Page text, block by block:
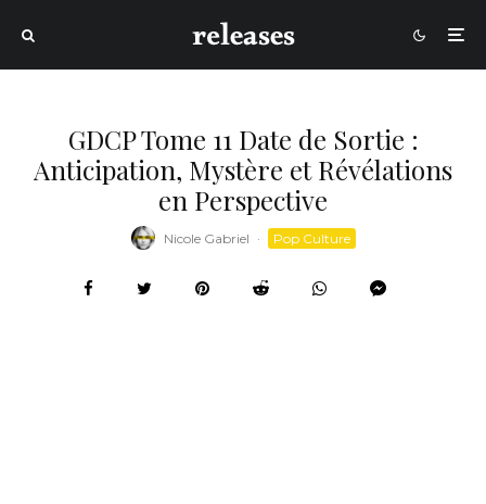
GDCP Tome 11 Date de Sortie :
Anticipation, Mystère et Révélations
en Perspective
Nicole Gabriel · Pop Culture